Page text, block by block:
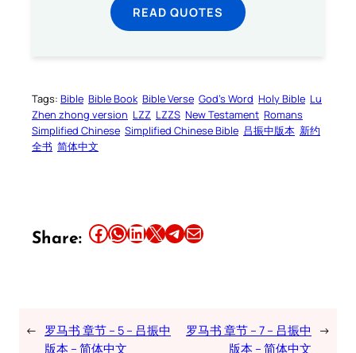
READ QUOTES
Tags: Bible Bible Book Bible Verse God’s Word Holy Bible Lu
Zhen zhong version LZZ LZZS New Testament Romans
Simplified Chinese Simplified Chinese Bible 吕振中版本 新约
全书 简体中文
Share: Share this article on Facebook Share this article on WhatsApp Share this article on LinkedIn Share this article on X Share this article on TelegramEmail this Article
← 罗马书 章节 – 5 – 吕振中
版本 – 简体中文
罗马书 章节 – 7 – 吕振中
版本 – 简体中文
→